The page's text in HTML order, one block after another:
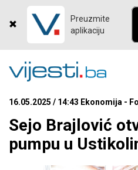
Preuzmite
aplikaciju
16.05.2025 / 14:43 Ekonomija -
Sejo Brajlović
pumpu u